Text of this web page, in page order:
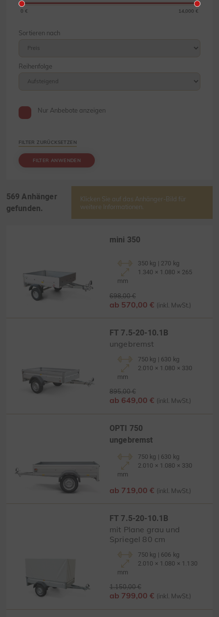
0 € 14,000 €
Sortieren nach
Reihenfolge
Nur Anbebote anzeigen
FILTER ANWENDEN
FILTER ZURÜCKSETZEN
569 Anhänger
gefunden.
Klicken Sie auf das Anhänger-Bild für
weitere Informationen.
mini 350
350 kg | 270 kg
1.340 × 1.080 × 265
mm
698,00 €
ab 570,00 € (inkl. MwSt.)
FT 7.5-20-10.1B
ungebremst
750 kg | 630 kg
2.010 × 1.080 × 330
mm
895,00 €
ab 649,00 € (inkl. MwSt.)
OPTI 750
ungebremst
750 kg | 630 kg
2.010 × 1.080 × 330
mm
ab 719,00 € (inkl. MwSt.)
FT 7.5-20-10.1B
mit Plane grau und
Spriegel 80 cm
750 kg | 606 kg
2.010 × 1.080 × 1.130
mm
1.150,00 €
ab 799,00 € (inkl. MwSt.)